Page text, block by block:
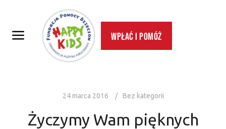
Wpłać i pomóż
24 marca 2016 Bez kategorii
Życzymy Wam pięknych